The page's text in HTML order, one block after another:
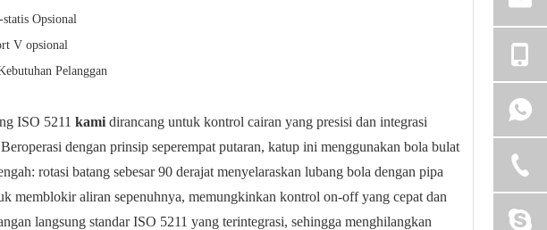
Opsional
V opsional
Pelanggan
ISO 5211 kami dirancang untuk kontrol cairan yang presisi dan integrasi
dengan prinsip seperempat putaran, katup ini menggunakan bola bulat
rotasi batang sebesar 90 derajat menyelaraskan lubang bola dengan pipa
memblokir aliran sepenuhnya, memungkinkan kontrol on-off yang cepat dan
langsung standar ISO 5211 yang terintegrasi, sehingga menghilangkan